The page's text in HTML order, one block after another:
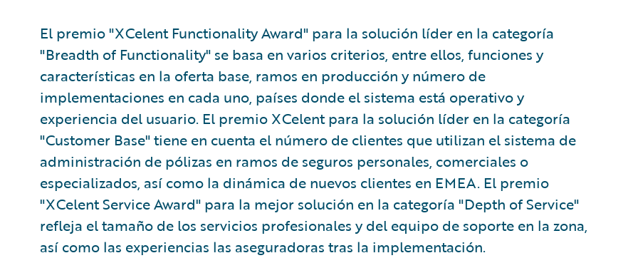
El premio "XCelent Functionality Award" para la solución líder en la categoría
"Breadth of Functionality" se basa en varios criterios, entre ellos, funciones y
características en la oferta base, ramos en producción y número de
implementaciones en cada uno, países donde el sistema está operativo y
experiencia del usuario. El premio XCelent para la solución líder en la categoría
"Customer Base" tiene en cuenta el número de clientes que utilizan el sistema de
administración de pólizas en ramos de seguros personales, comerciales o
especializados, así como la dinámica de nuevos clientes en EMEA. El premio
"XCelent Service Award" para la mejor solución en la categoría "Depth of Service"
refleja el tamaño de los servicios profesionales y del equipo de soporte en la zona,
así como las experiencias las aseguradoras tras la implementación.